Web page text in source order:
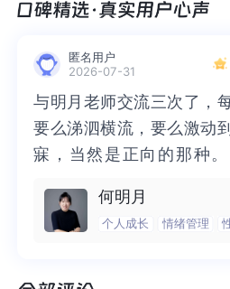
匿名用户
2026-07-31
与明月老师交流三次了，
要么涕泗横流，要么激动
寐，当然是正向的那种。
来，觉得不必再踽踽独行
再困于桎梏，更不必觉得
云起时”，此后大概不必再
与明月老师交流三次了，
要么涕泗横流，要么激动
寐，当然是正向的那种。
不必再踽踽独行，也不必
梏，更不必觉得这半生所
时”，此后大概不必再负着
何明月
个人成长 情绪管理